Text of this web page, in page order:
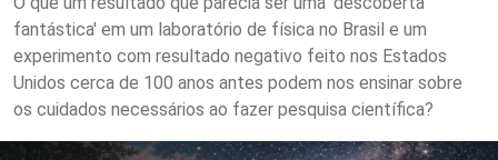
fantástica' em um laboratório de física no Brasil e um
experimento com resultado negativo feito nos Estados
Unidos cerca de 100 anos antes podem nos ensinar sobre
os cuidados necessários ao fazer pesquisa científica?